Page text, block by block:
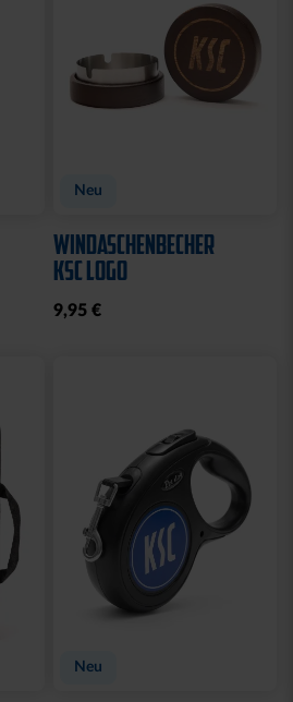
Neu
WINDASCHENBECHER
KSC LOGO
9,95 €
Neu